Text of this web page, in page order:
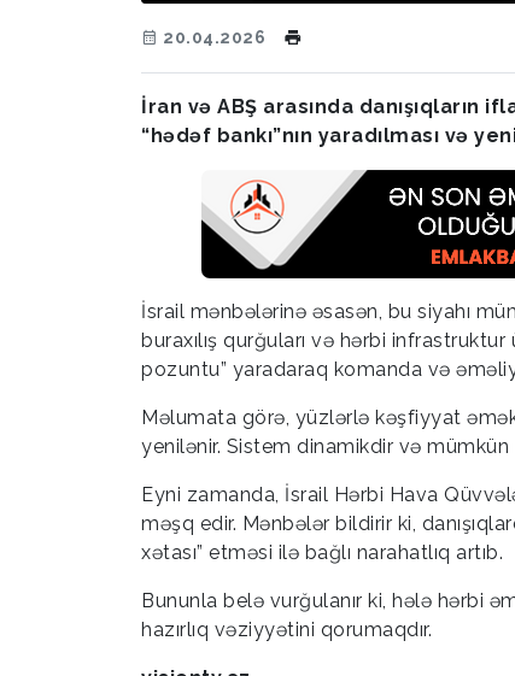
20.04.2026
İran və ABŞ arasında
“hədəf bankı”nın yaradılması və
İsrail mənbələrinə əsasən, bu siyahı
buraxılış qurğuları və hərbi
pozuntu” yaradaraq komanda və
Məlumata görə, yüzlərlə kəşfiyyat
yenilənir. Sistem dinamikdir və
Eyni zamanda, İsrail Hərbi Hava
məşq edir. Mənbələr bildirir ki,
xətası” etməsi ilə bağlı narahatlıq artıb.
Bununla belə vurğulanır ki, hələ hərbi
hazırlıq vəziyyətini qorumaqdır.